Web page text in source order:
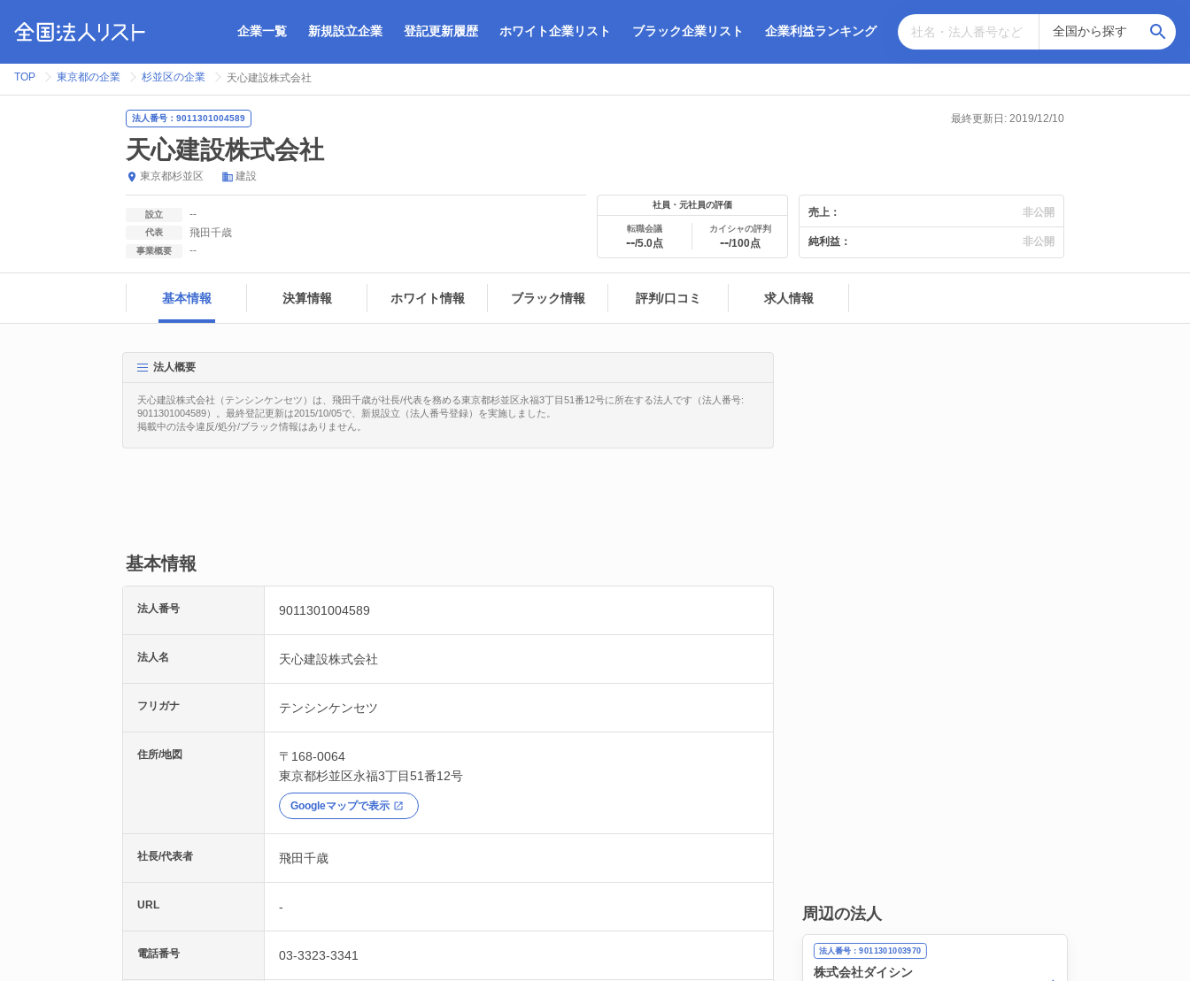
企業一覧 新規設立企業 登記更新履歴 ホワイト企業リスト ブラック企業リスト 企業利益ランキング
TOP 東京都の企業 杉並区の企業 天心建設株式会社
法人番号：9011301004589 最終更新日: 2019/12/10
天心建設株式会社
東京都杉並区 建設
設立 --
代表 飛田千歳
事業概要 --
社員・元社員の評価
転職会議
--/5.0点
カイシャの評判
--/100点
売上： 非公開
純利益： 非公開
基本情報 決算情報 ホワイト情報 ブラック情報 評判/口コミ 求人情報
法人概要
天心建設株式会社（テンシンケンセツ）は、飛田千歳が社長/代表を務める東京都杉並区永福3丁目51番12号に所在する法人です（法人番号:
9011301004589）。最終登記更新は2015/10/05で、新規設立（法人番号登録）を実施しました。
掲載中の法令違反/処分/ブラック情報はありません。
基本情報
法人番号 9011301004589
法人名 天心建設株式会社
フリガナ テンシンケンセツ
住所/地図
〒168-0064
東京都杉並区永福3丁目51番12号
Googleマップで表示
社長/代表者 飛田千歳
URL -
電話番号 03-3323-3341
周辺の法人
法人番号：9011301003970
株式会社ダイシン